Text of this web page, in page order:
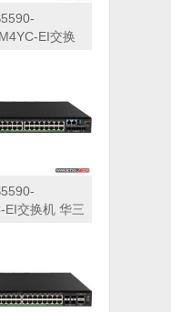
EI交换
EI交换机 华三